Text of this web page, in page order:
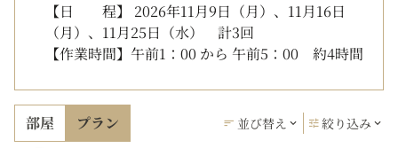
【日 程】 2026年11月9日（月）、11月16日
（月）、11月25日（水） 計3回
【作業時間】午前1：00 から 午前5：00 約4時間
部屋 プラン 並び替え 絞り込み